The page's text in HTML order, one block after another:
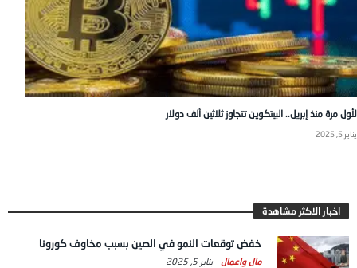
لأول مرة منذ إبريل.. البيتكوين تتجاوز ثلاثين ألف دولار
يناير 5, 2025
اخبار الاكثر مشاهدة
خفض توقعات النمو في الصين بسبب مخاوف كورونا
مال واعمال يناير 5, 2025